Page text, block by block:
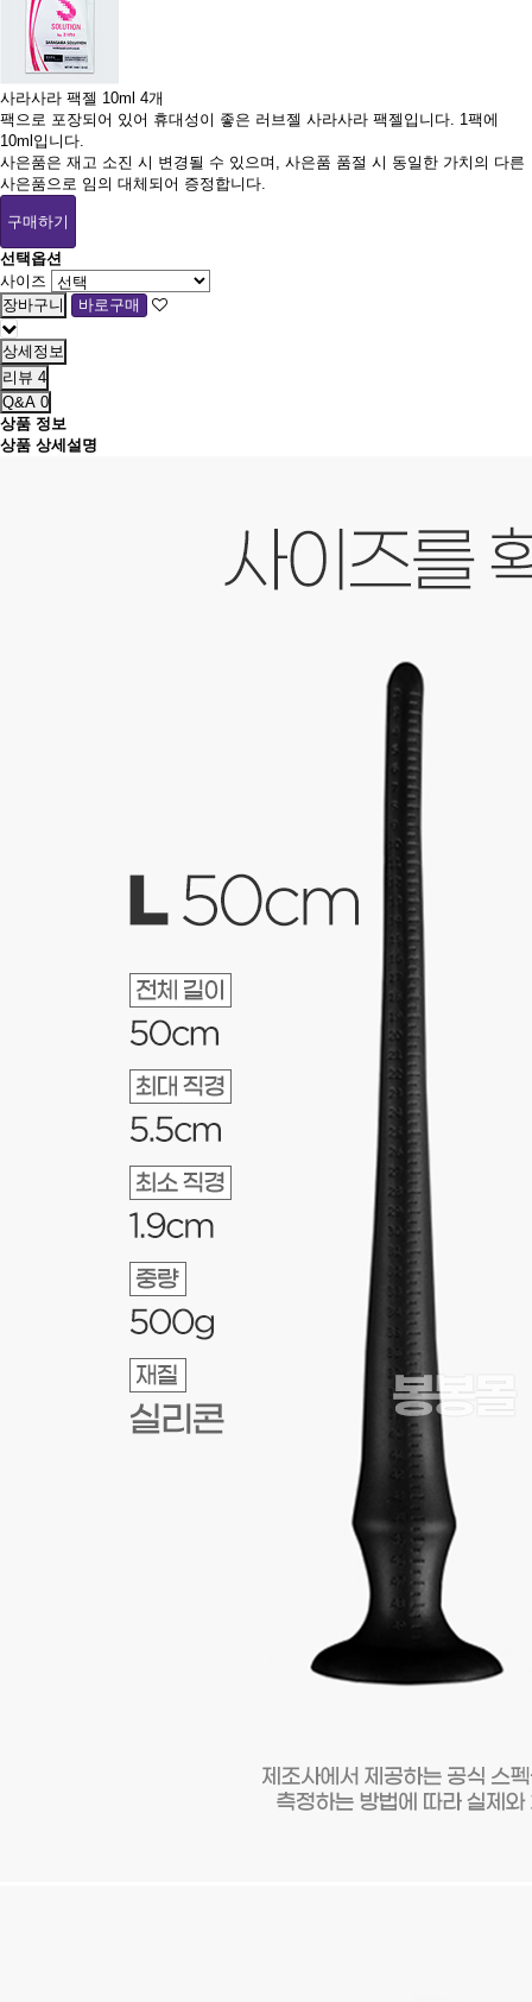
사라사라 팩젤 10ml 4개
팩으로 포장되어 있어 휴대성이 좋은 러브젤 사라사라 팩젤입니다. 1팩에
10ml입니다.
사은품은 재고 소진 시 변경될 수 있으며, 사은품 품절 시 동일한 가치의 다른
사은품으로 임의 대체되어 증정합니다.
구매하기
선택옵션
사이즈
상세정보
리뷰 4
Q&A 0
상품 정보
상품 상세설명